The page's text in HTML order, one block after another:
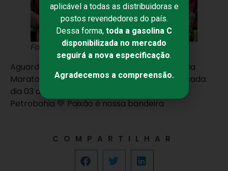
Foto: Tríade
Aguardamos todos na próxima edição da Meia
Maratona Farola Farol, que já tem data marcada:
dia 03 de setembro. Vamos juntos! 📆
Petrobahia 💚 Paixão é nossa bandeira
COMPARTILHAR
aplicável a todas as distribuidoras e
postos revendedores do país.
Dessa forma, toda a gasolina C
disponibilizada no mercado
seguirá a nova especificação.
Agradecemos a compreensão.